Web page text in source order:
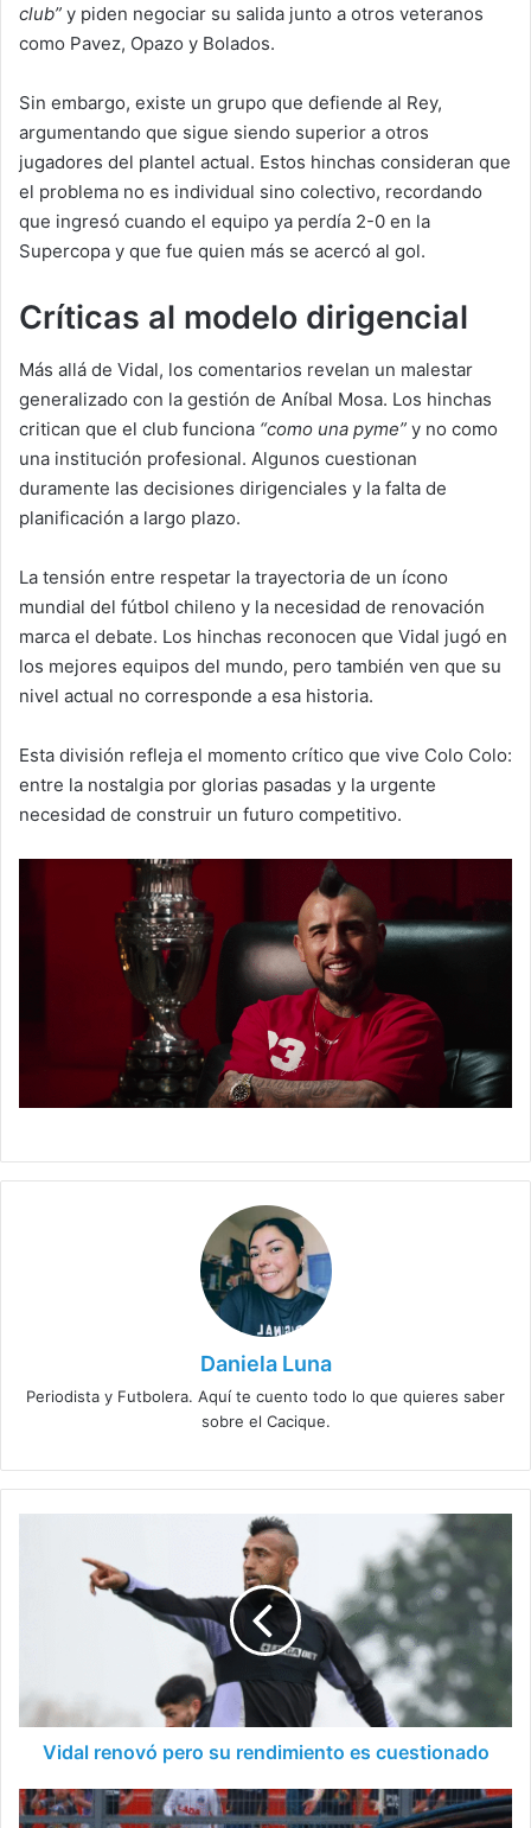
club” y piden negociar su salida junto a otros veteranos
como Pavez, Opazo y Bolados.
Sin embargo, existe un grupo que defiende al Rey,
argumentando que sigue siendo superior a otros
jugadores del plantel actual. Estos hinchas consideran que
el problema no es individual sino colectivo, recordando
que ingresó cuando el equipo ya perdía 2-0 en la
Supercopa y que fue quien más se acercó al gol.
Críticas al modelo dirigencial
Más allá de Vidal, los comentarios revelan un malestar
generalizado con la gestión de Aníbal Mosa. Los hinchas
critican que el club funciona “como una pyme” y no como
una institución profesional. Algunos cuestionan
duramente las decisiones dirigenciales y la falta de
planificación a largo plazo.
La tensión entre respetar la trayectoria de un ícono
mundial del fútbol chileno y la necesidad de renovación
marca el debate. Los hinchas reconocen que Vidal jugó en
los mejores equipos del mundo, pero también ven que su
nivel actual no corresponde a esa historia.
Esta división refleja el momento crítico que vive Colo Colo:
entre la nostalgia por glorias pasadas y la urgente
necesidad de construir un futuro competitivo.
Daniela Luna
Periodista y Futbolera. Aquí te cuento todo lo que quieres saber
sobre el Cacique.
Vidal renovó pero su rendimiento es cuestionado
Colo